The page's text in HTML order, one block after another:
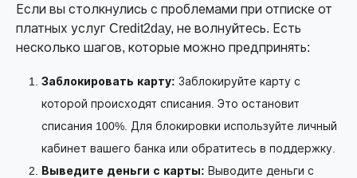
Если вы столкнулись с проблемами при отписке от
платных услуг Credit2day, не волнуйтесь. Есть
несколько шагов, которые можно предпринять:
Заблокировать карту: Заблокируйте карту с
которой происходят списания. Это остановит
списания 100%. Для блокировки используйте личный
кабинет вашего банка или обратитесь в поддержку.
Выведите деньги с карты: Выводите деньги с